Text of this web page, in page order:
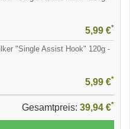
5,99 €*
"Single Assist Hook" 120g -
5,99 €*
Gesamtpreis: 39,94 €*